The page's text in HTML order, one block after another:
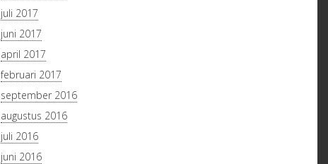
juli 2017
juni 2017
april 2017
februari 2017
september 2016
augustus 2016
juli 2016
juni 2016